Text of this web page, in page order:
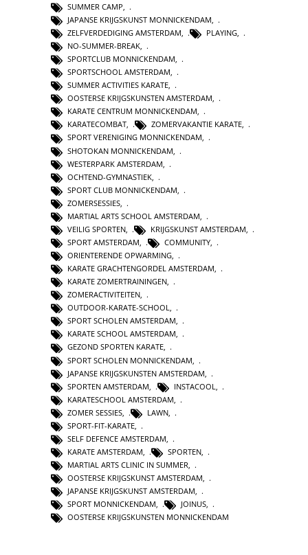
SUMMER CAMP
JAPANSE KRIJGSKUNST MONNICKENDAM
ZELFVERDEDIGING AMSTERDAM
PLAYING
NO-SUMMER-BREAK,
SPORTCLUB MONNICKENDAM,
SPORTSCHOOL AMSTERDAM,
SUMMER ACTIVITIES KARATE,
OOSTERSE KRIJGSKUNSTEN AMSTERDAM,
KARATE CENTRUM MONNICKENDAM,
KARATECOMBAT, ZOMERVAKANTIE KARATE,
SPORT VERENIGING MONNICKENDAM,
SHOTOKAN MONNICKENDAM
WESTERPARK AMSTERDAM
OCHTEND-GYMNASTIEK
SPORT CLUB MONNICKENDAM
ZOMERSESSIES
MARTIAL ARTS SCHOOL AMSTERDAM
VEILIG SPORTEN
KRIJGSKUNST AMSTERDAM
SPORT AMSTERDAM
COMMUNITY
ORIENTERENDE OPWARMING,
KARATE GRACHTENGORDEL AMSTERDAM,
KARATE ZOMERTRAININGEN,
ZOMERACTIVITEITEN,
OUTDOOR-KARATE-SCHOOL,
SPORT SCHOLEN AMSTERDAM,
KARATE SCHOOL AMSTERDAM,
GEZOND SPORTEN KARATE,
SPORT SCHOLEN MONNICKENDAM
JAPANSE KRIJGSKUNSTEN AMSTERDAM
SPORTEN AMSTERDAM
INSTACOOL
KARATESCHOOL AMSTERDAM
ZOMER SESSIES
LAWN
SPORT-FIT-KARATE
SELF DEFENCE AMSTERDAM
KARATE AMSTERDAM
SPORTEN
MARTIAL ARTS CLINIC IN SUMMER,
OOSTERSE KRIJGSKUNST AMSTERDAM,
JAPANSE KRIJGSKUNST AMSTERDAM,
SPORT MONNICKENDAM, JOINUS,
OOSTERSE KRIJGSKUNSTEN MONNICKENDAM